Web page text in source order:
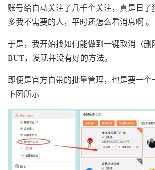
账号给自动关注了几千个关注，真是日了
多我不需要的人，平时还怎么看消息啊 。
于是，我开始找如何能做到一键取消（删
BUT，发现并没有好的方法。
即便是官方自带的批量管理，也是要一个
下图所示